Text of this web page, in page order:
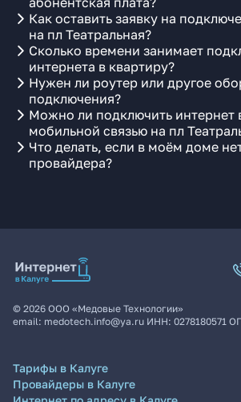
Как оставить заявку на
на пл Театральная?
Сколько времени занимает
интернета в квартиру?
Нужен ли роутер или другое
подключения?
Можно ли подключить интернет
мобильной связью на пл
Что делать, если в моём доме
провайдера?
© 2026 ООО «Медовые Технологии»
email: medotech.info@ya.ru ИНН: 0278180571
Тарифы в Калуге
Провайдеры в Калуге